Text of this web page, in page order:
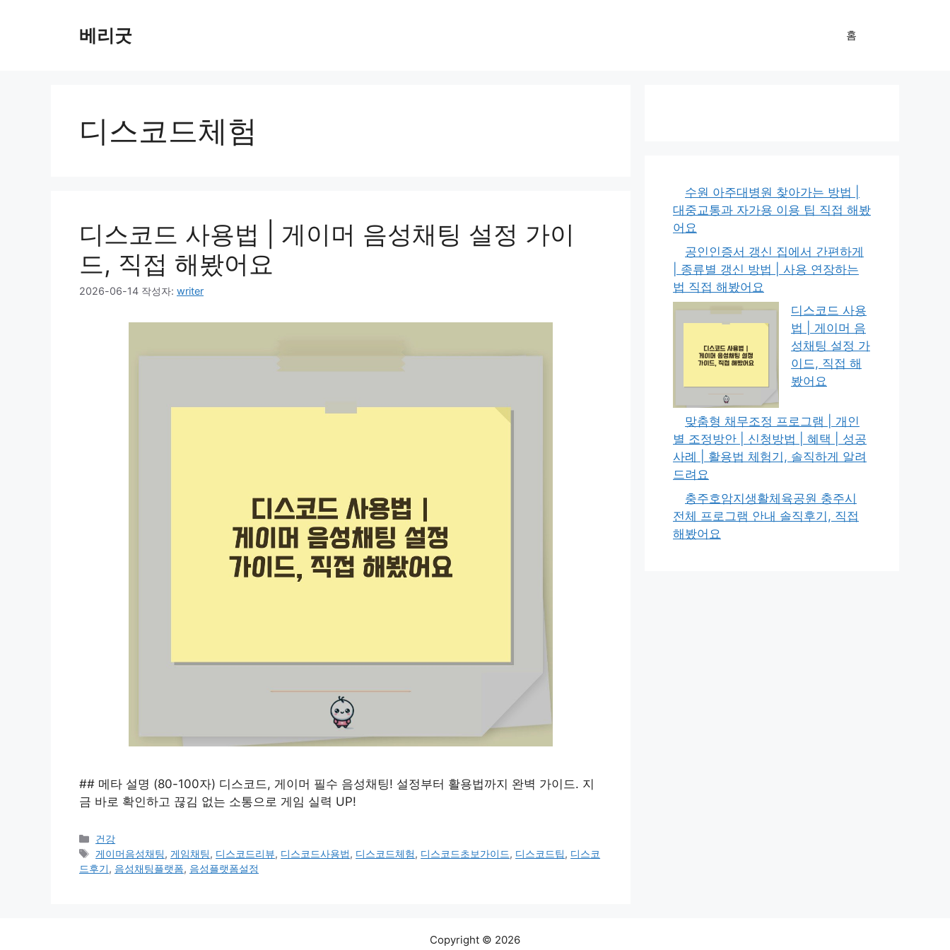
베리굿 홈
디스코드체험
디스코드 사용법 | 게이머 음성채팅 설정 가이
드, 직접 해봤어요
2026-06-14 작성자: writer
## 메타 설명 (80-100자) 디스코드, 게이머 필수 음성채팅! 설정부터 활용법까지 완벽 가이드. 지
금 바로 확인하고 끊김 없는 소통으로 게임 실력 UP!
카
테
고
건강
태
그
게이머음성채팅, 게임채팅, 디스코드리뷰, 디스코드사용법, 디스코드체험, 디스코드초보가이드, 디스코드팁, 디스코
드후기, 음성채팅플랫폼, 음성플랫폼설정
수원 아주대병원 찾아가는 방법 |
대중교통과 자가용 이용 팁 직접 해봤
어요
공인인증서 갱신 집에서 간편하게
| 종류별 갱신 방법 | 사용 연장하는
법 직접 해봤어요
디스코드 사용
법 | 게이머 음
성채팅 설정 가
이드, 직접 해
봤어요
맞춤형 채무조정 프로그램 | 개인
별 조정방안 | 신청방법 | 혜택 | 성공
사례 | 활용법 체험기, 솔직하게 알려
드려요
충주호암지생활체육공원 충주시
전체 프로그램 안내 솔직후기, 직접
해봤어요
Copyright © 2026